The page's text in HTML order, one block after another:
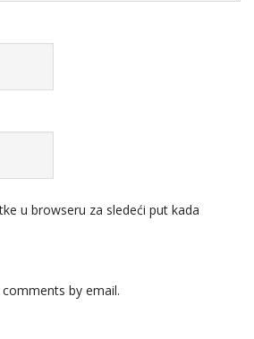
u browseru za sledeći put kada
by email.